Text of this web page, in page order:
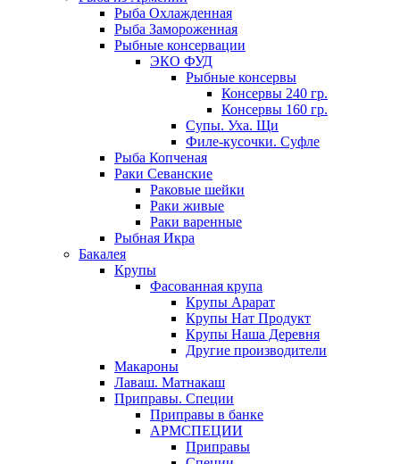
Рыба Охлажденная
Рыба Замороженная
Рыбные консервации
ЭКО ФУД
Рыбные консервы
Консервы 240 гр.
Консервы 160 гр.
Супы. Уха. Щи
Филе-кусочки. Суфле
Рыба Копченая
Раки Севанские
Раковые шейки
Раки живые
Раки варенные
Рыбная Икра
Бакалея
Крупы
Фасованная крупа
Крупы Арарат
Крупы Нат Продукт
Крупы Наша Деревня
Другие производители
Макароны
Лаваш. Матнакаш
Приправы. Специи
Приправы в банке
АРМСПЕЦИИ
Приправы